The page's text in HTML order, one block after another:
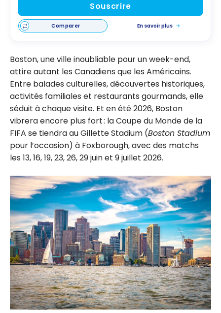
Souscrire
Comparer En savoir plus
Boston, une ville inoubliable pour un week-end,
attire autant les Canadiens que les Américains.
Entre balades culturelles, découvertes historiques,
activités familiales et restaurants gourmands, elle
séduit à chaque visite. Et en été 2026, Boston
vibrera encore plus fort : la Coupe du Monde de la
FIFA se tiendra au Gillette Stadium (Boston Stadium
pour l’occasion) à Foxborough, avec des matchs
les 13, 16, 19, 23, 26, 29 juin et 9 juillet 2026.